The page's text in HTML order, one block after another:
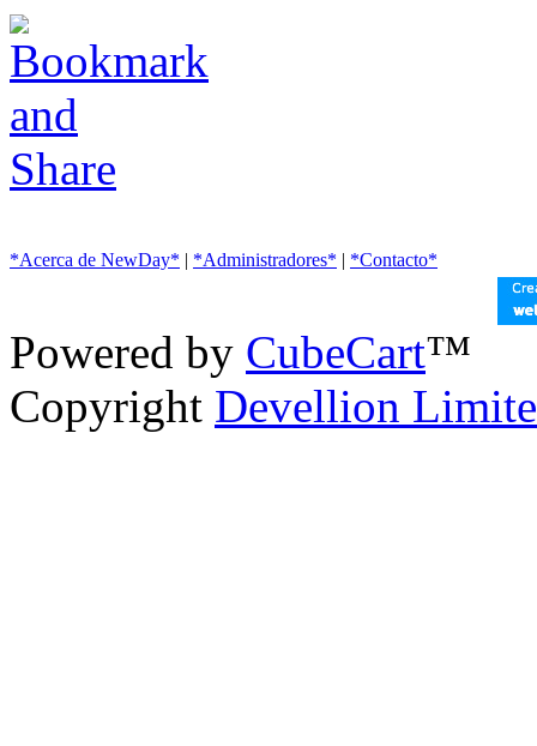
*Acerca de NewDay* | *Administradores* | *Contacto*
Powered by CubeCart™
Copyright Devellion